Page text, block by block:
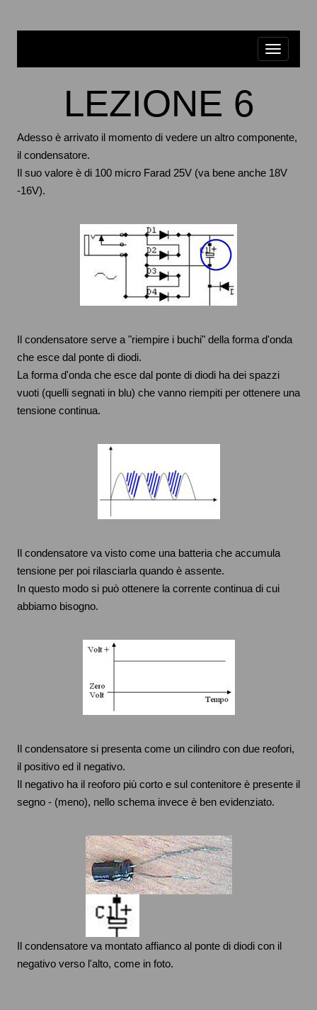
LEZIONE 6
Adesso è arrivato il momento di vedere un altro componente,
il condensatore.
Il suo valore è di 100 micro Farad 25V (va bene anche 18V
-16V).
Il condensatore serve a "riempire i buchi" della forma d'onda
che esce dal ponte di diodi.
La forma d'onda che esce dal ponte di diodi ha dei spazzi
vuoti (quelli segnati in blu) che vanno riempiti per ottenere una
tensione continua.
Il condensatore va visto come una batteria che accumula
tensione per poi rilasciarla quando è assente.
In questo modo si può ottenere la corrente continua di cui
abbiamo bisogno.
Il condensatore si presenta come un cilindro con due reofori,
il positivo ed il negativo.
Il negativo ha il reoforo più corto e sul contenitore è presente il
segno - (meno), nello schema invece è ben evidenziato.
Il condensatore va montato affianco al ponte di diodi con il
negativo verso l'alto, come in foto.